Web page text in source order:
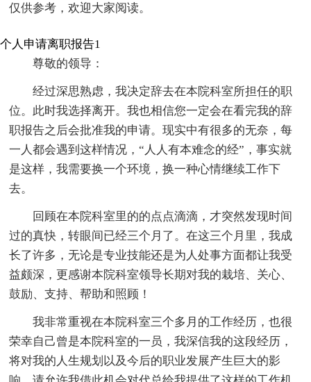
仅供参考，欢迎大家阅读。
个人申请离职报告1
尊敬的领导：
经过深思熟虑，我决定辞去在本院科室所担任的职
位。此时我选择离开。我也相信您一定会在看完我的辞
职报告之后会批准我的申请。现实中有很多的无奈，每
一人都会遇到这样情况，“人人有本难念的经”，事实就
是这样，我需要换一个环境，换一种心情继续工作下
去。
回顾在本院科室里的的点点滴滴，才突然发现时间
过的真快，转眼间已经三个月了。在这三个月里，我成
长了许多，无论是专业技能还是为人处事方面都让我受
益颇深，更感谢本院科室领导长期对我的栽培、关心、
鼓励、支持、帮助和照顾！
我非常重视在本院科室三个多月的工作经历，也很
荣幸自己曾是本院科室的一员，我深信我的这段经历，
将对我的人生规划以及今后的职业发展产生巨大的影